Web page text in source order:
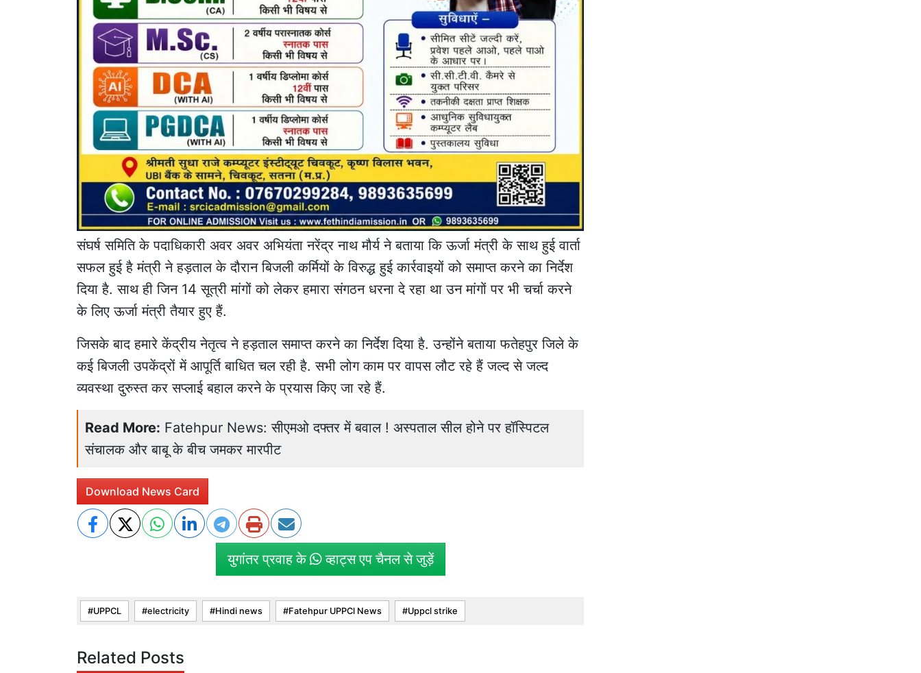
संघर्ष समिति के पदाधिकारी अवर अवर अभियंता नरेंद्र नाथ मौर्य ने बताया कि ऊर्जा मंत्री के साथ हुई वार्ता
सफल हुई है मंत्री ने हड़ताल के दौरान बिजली कर्मियों के विरुद्ध हुई कार्रवाइयों को समाप्त करने का निर्देश
दिया है. साथ ही जिन 14 सूत्री मांगों को लेकर हमारा संगठन धरना दे रहा था उन मांगों पर भी चर्चा करने
के लिए ऊर्जा मंत्री तैयार हुए हैं.
जिसके बाद हमारे केंद्रीय नेतृत्व ने हड़ताल समाप्त करने का निर्देश दिया है. उन्होंने बताया फतेहपुर जिले के
कई बिजली उपकेंद्रों में आपूर्ति बाधित चल रही है. सभी लोग काम पर वापस लौट रहे हैं जल्द से जल्द
व्यवस्था दुरुस्त कर सप्लाई बहाल करने के प्रयास किए जा रहे हैं.
Read More: Fatehpur News: सीएमओ दफ्तर में बवाल ! अस्पताल सील होने पर हॉस्पिटल
संचालक और बाबू के बीच जमकर मारपीट
Download News Card
युगांतर प्रवाह के व्हाट्स एप चैनल से जुड़ें
UPPCL electricity Hindi news Fatehpur UPPCl News Uppcl strike
Related Posts